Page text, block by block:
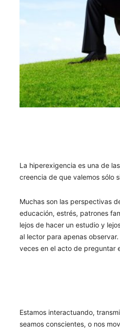
La hiperexigencia es una de
creencia de que valemos sólo
Muchas son las perspectivas
educación, estrés, patrones
lejos de hacer un estudio y
al lector para apenas
veces en el acto de preguntar
Estamos interactuando,
seamos conscientes, o nos